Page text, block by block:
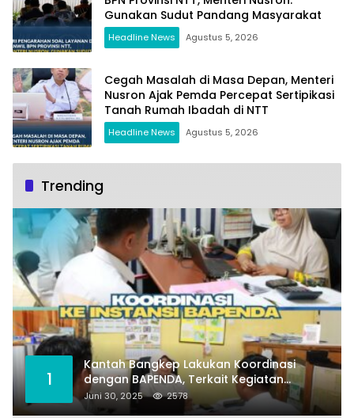
Gunakan Sudut Pandang Masyarakat
Headline News Agustus 5, 2026
Cegah Masalah di Masa Depan, Menteri
Nusron Ajak Pemda Percepat Sertipikasi
Tanah Rumah Ibadah di NTT
Headline News Agustus 5, 2026
Trending
1
Kantah Bangkep Lakukan Koordinasi
dengan BAPENDA, Terkait Kegiatan
Fasilitasi Penilaian Tanah dan Ekonomi
Pertanahan
Juni 30, 2025 2578